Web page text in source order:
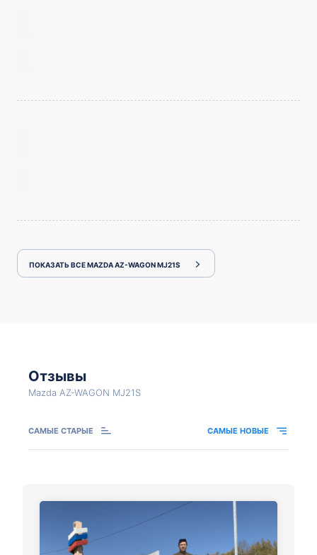
ПОКАЗАТЬ ВСЕ MAZDA AZ-WAGON MJ21S
Отзывы
Mazda AZ-WAGON MJ21S
САМЫЕ СТАРЫЕ САМЫЕ НОВЫЕ